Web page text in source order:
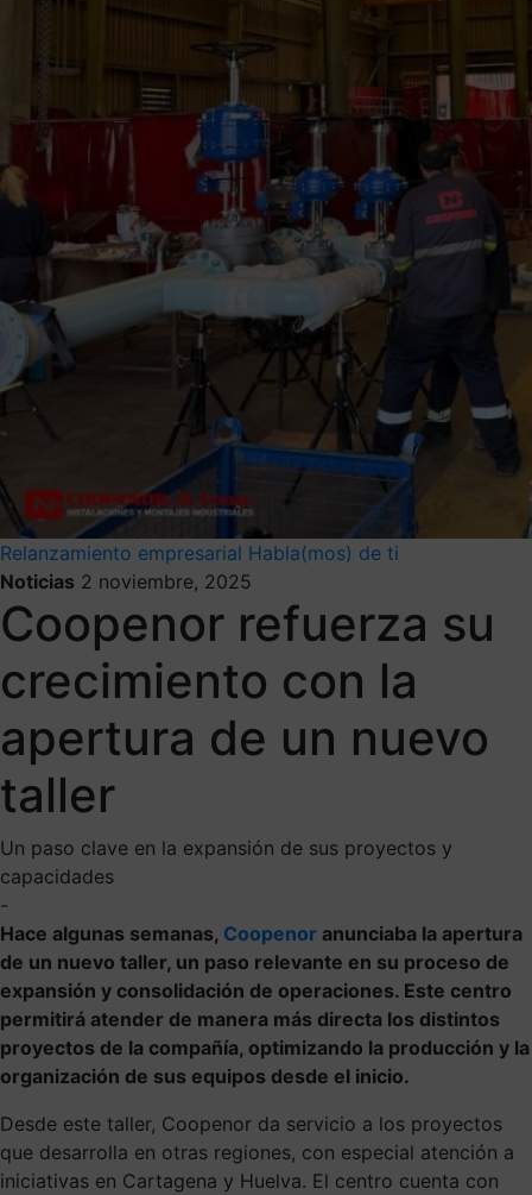
Relanzamiento empresarial Habla(mos) de ti
Noticias 2 noviembre, 2025
Coopenor refuerza su
crecimiento con la
apertura de un nuevo
taller
Un paso clave en la expansión de sus proyectos y
capacidades
-
Hace algunas semanas, Coopenor anunciaba la apertura
de un nuevo taller, un paso relevante en su proceso de
expansión y consolidación de operaciones. Este centro
permitirá atender de manera más directa los distintos
proyectos de la compañía, optimizando la producción y la
organización de sus equipos desde el inicio.
Desde este taller, Coopenor da servicio a los proyectos
que desarrolla en otras regiones, con especial atención a
iniciativas en Cartagena y Huelva. El centro cuenta con